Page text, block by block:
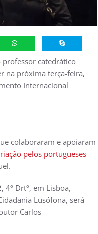
catedrático
na próxima terça-feira,
Internacional
colaboraram e apoiaram
pelos portugueses
4º Drtº, em Lisboa,
Lusófona, será
Carlos